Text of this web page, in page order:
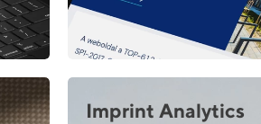
Imprint Analytics